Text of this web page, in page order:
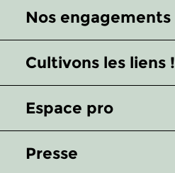
Nos engagements
Cultivons les liens !
Espace pro
Presse